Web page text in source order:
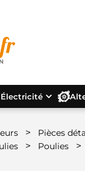
Électricité
> Pièces
> Poulies >